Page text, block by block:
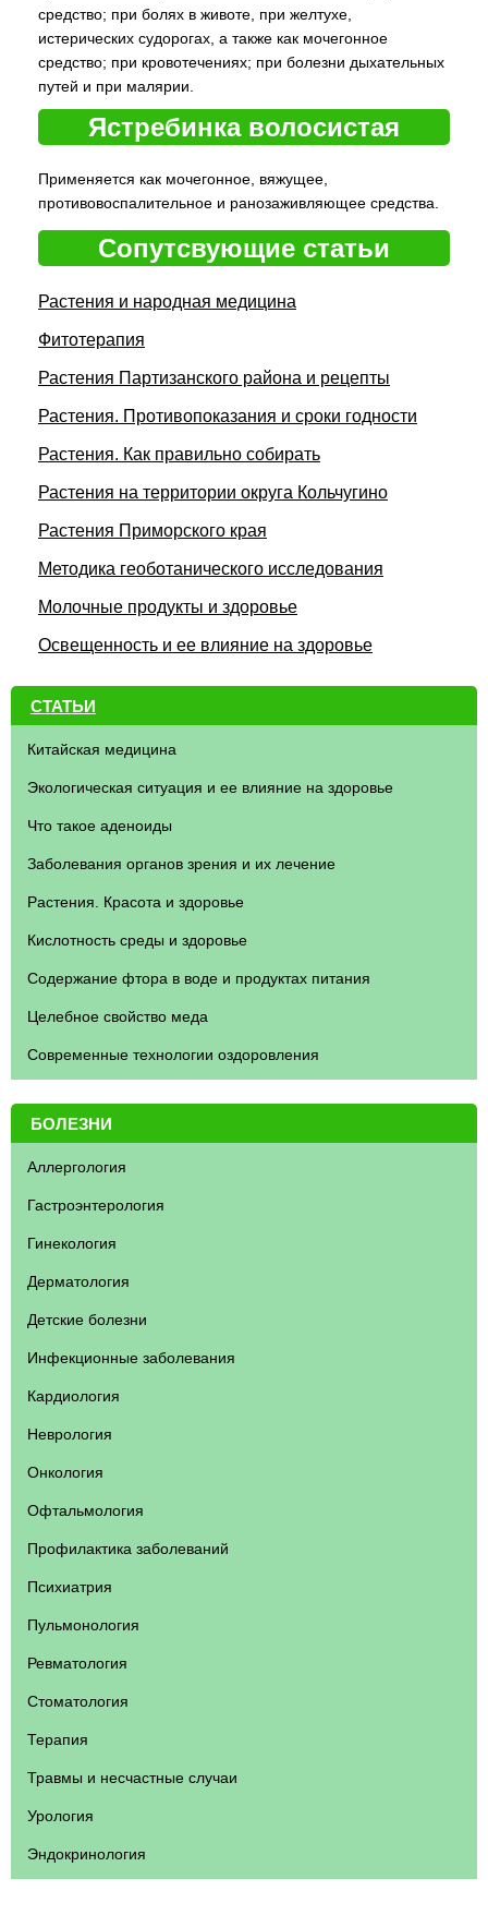
СТАТЬИ
Китайская медицина
Экологическая ситуация и ее влияние на здоровье
Что такое аденоиды
Заболевания органов зрения и их лечение
Растения. Красота и здоровье
Кислотность среды и здоровье
Содержание фтора в воде и продуктах питания
Целебное свойство меда
Современные технологии оздоровления
БОЛЕЗНИ
Аллергология
Гастроэнтерология
Гинекология
Дерматология
Детские болезни
Инфекционные заболевания
Кардиология
Неврология
Онкология
Офтальмология
Профилактика заболеваний
Психиатрия
Пульмонология
Ревматология
Стоматология
Терапия
Травмы и несчастные случаи
Урология
Эндокринология
средство; при болях в животе, при желтухе,
истерических судорогах, а также как мочегонное
средство; при кровотечениях; при болезни дыхательных
путей и при малярии.
Ястребинка волосистая
Применяется как мочегонное, вяжущее,
противовоспалительное и ранозаживляющее средства.
Сопутсвующие статьи
Растения и народная медицина
Фитотерапия
Растения Партизанского района и рецепты
Растения. Противопоказания и сроки годности
Растения. Как правильно собирать
Растения на территории округа Кольчугино
Растения Приморского края
Методика геоботанического исследования
Молочные продукты и здоровье
Освещенность и ее влияние на здоровье